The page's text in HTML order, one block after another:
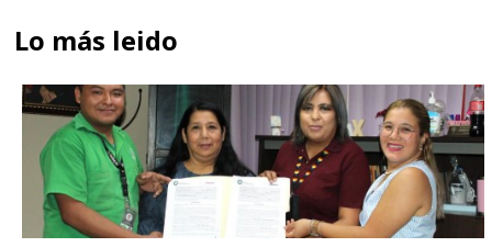
Lo más leido